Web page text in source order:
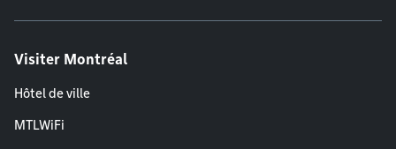
Visiter Montréal
Hôtel de ville
MTLWiFi